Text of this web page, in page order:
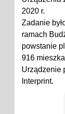
2020 r.
Zadanie
ramach
powstanie
916
Urządzenie
Interprint.